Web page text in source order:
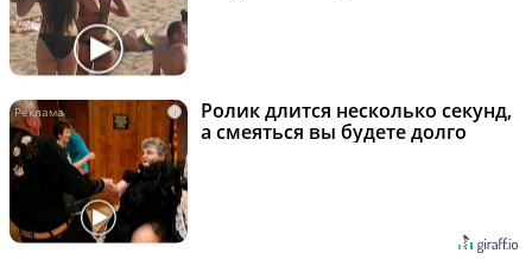
i
Ролик длится несколько секунд,
а смеяться вы будете долго